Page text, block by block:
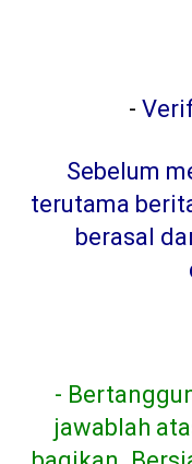
-
Sebelum
terutama
berasal
-
jawablah